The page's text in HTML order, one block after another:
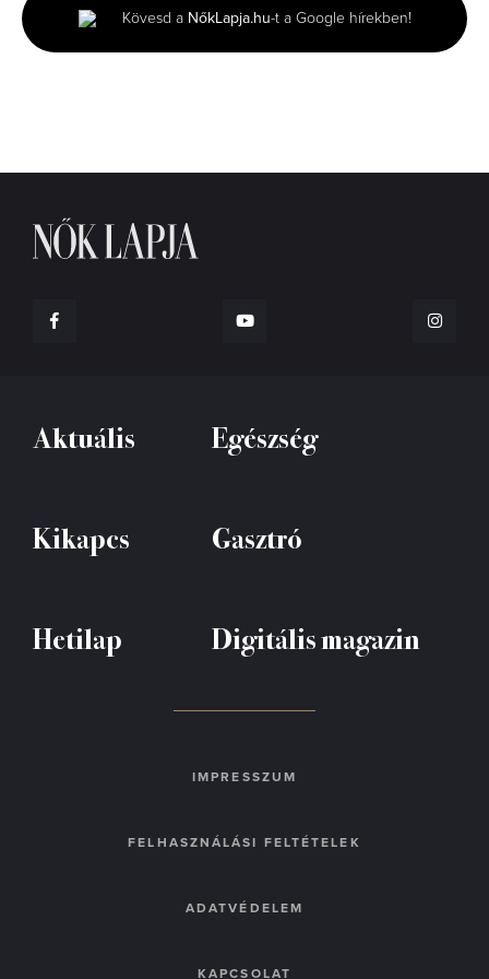
minutes,
6
seconds
Kövesd a NőkLapja.hu-t a Google hírekben!
Aktuális Egészség
Kikapcs Gasztró
Hetilap Digitális magazin
IMPRESSZUM
FELHASZNÁLÁSI FELTÉTELEK
ADATVÉDELEM
KAPCSOLAT